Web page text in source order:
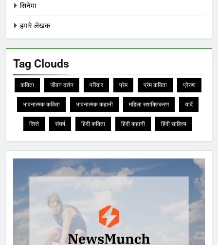
सिनेमा
हमारे लेखक
Tag Clouds
कविता जीवन दर्शन परिवार प्रेम प्रेम कविता प्रेरणा
भावनात्मक कविता भावनात्मक कहानी महिला सशक्तिकरण यादें
रिश्ते संघर्ष हिंदी कविता हिंदी कहानी हिंदी साहित्य